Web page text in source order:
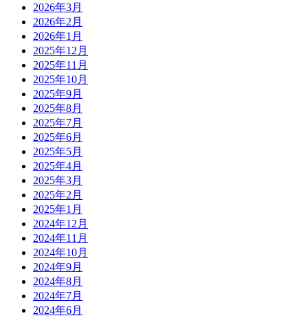
2026年3月
2026年2月
2026年1月
2025年12月
2025年11月
2025年10月
2025年9月
2025年8月
2025年7月
2025年6月
2025年5月
2025年4月
2025年3月
2025年2月
2025年1月
2024年12月
2024年11月
2024年10月
2024年9月
2024年8月
2024年7月
2024年6月